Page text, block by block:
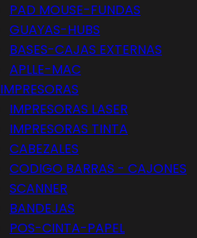
PAD MOUSE-FUNDAS
GUAYAS-HUBS
BASES-CAJAS EXTERNAS
APLLE-MAC
IMPRESORAS
IMPRESORAS LASER
IMPRESORAS TINTA
CABEZALES
CODIGO BARRAS - CAJONES
SCANNER
BANDEJAS
POS-CINTA-PAPEL